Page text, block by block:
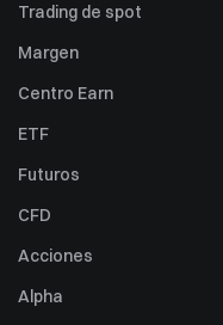
Trading de spot
Margen
Centro Earn
ETF
Futuros
CFD
Acciones
Alpha